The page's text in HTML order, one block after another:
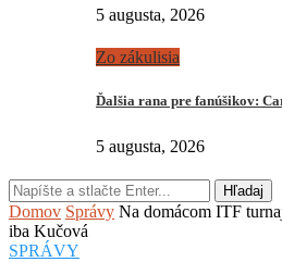
5 augusta, 2026
Zo zákulisia
Ďalšia rana pre fanúšikov:
5 augusta, 2026
Hľadaj
Domov Správy Na domácom ITF
iba Kučová
SPRÁVY